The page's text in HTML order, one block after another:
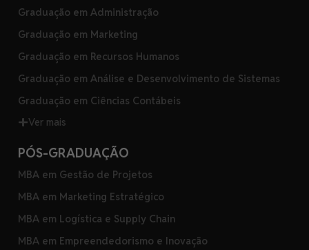
Graduação em Administração
Graduação em Marketing
Graduação em Recursos Humanos
Graduação em Análise e Desenvolvimento de Sistemas
Graduação em Ciências Contábeis
Ver mais
PÓS-GRADUAÇÃO
MBA em Gestão de Projetos
MBA em Marketing Estratégico
MBA em Logística e Supply Chain
MBA em Empreendedorismo e Inovação